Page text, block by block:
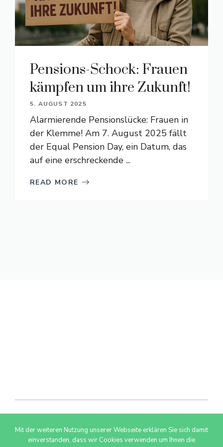
Pensions-Schock: Frauen
kämpfen um ihre Zukunft!
5. AUGUST 2025
Alarmierende Pensionslücke: Frauen in
der Klemme! Am 7. August 2025 fällt
der Equal Pension Day, ein Datum, das
auf eine erschreckende ...
READ MORE
© 2026 AdSimple GmbH
Mit der weiteren Nutzung unserer Webseite erklären Sie sich damit
einverstanden, dass wir Cookies verwenden um Ihnen die